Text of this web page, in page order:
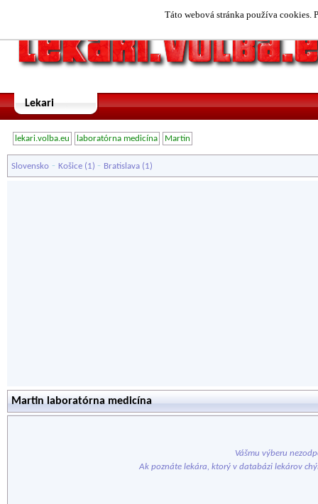
Táto webová stránka používa cookies.
Lekari
lekari.volba.eu laboratórna medicína Martin
Slovensko - Košice (1) - Bratislava (1)
Martin laboratórna medicína
Vášmu výberu
Ak poznáte lekára, ktorý v databázi lekárov